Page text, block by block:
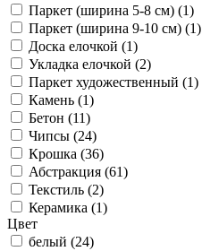
Паркет (ширина 5-8 см) (1)
Паркет (ширина 9-10 см) (1)
Доска елочкой (1)
Укладка елочкой (2)
Паркет художественный (1)
Камень (1)
Бетон (11)
Чипсы (24)
Крошка (36)
Абстракция (61)
Текстиль (2)
Керамика (1)
Цвет
белый (24)